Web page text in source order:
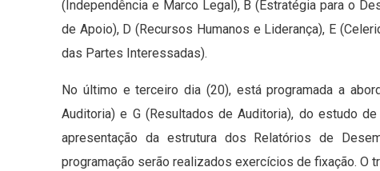
(Independência e Marco Legal), B (Estratégia para o
de Apoio), D (Recursos Humanos e Liderança), E
das Partes Interessadas).
No último e terceiro dia (20), está programada a
Auditoria) e G (Resultados de Auditoria), do estudo
apresentação da estrutura dos Relatórios de
programação serão realizados exercícios de fixação. O